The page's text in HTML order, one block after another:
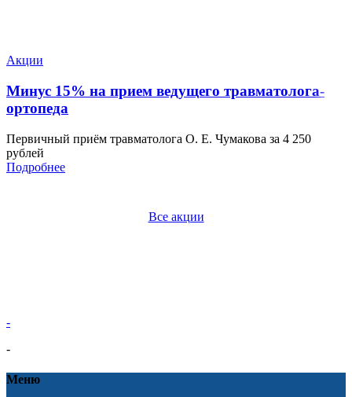
Акции
Минус 15% на прием ведущего травматолога-
ортопеда
Первичный приём травматолога О. Е. Чумакова за 4 250
рублей
Подробнее
Все акции
-
-
Меню